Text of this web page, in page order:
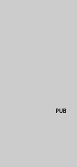
PUB